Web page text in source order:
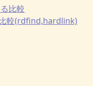
比較
較(rdfind,hardlink)